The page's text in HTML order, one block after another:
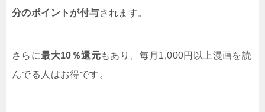
分のポイントが付与されます。
さらに最大10％還元もあり、毎月1,000円以上漫画を読
んでる人はお得です。